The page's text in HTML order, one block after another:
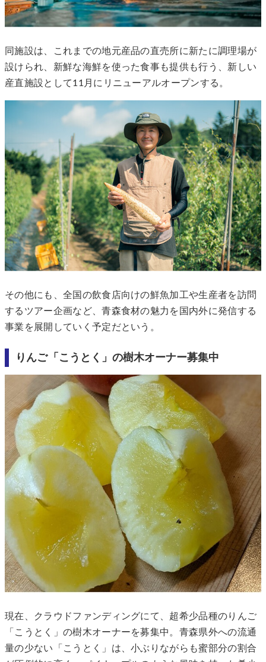
同施設は、これまでの地元産品の直売所に新たに調理場が
設けられ、新鮮な海鮮を使った食事も提供も行う、新しい
産直施設として11月にリニューアルオープンする。
その他にも、全国の飲食店向けの鮮魚加工や生産者を訪問
するツアー企画など、青森食材の魅力を国内外に発信する
事業を展開していく予定だという。
りんご「こうとく」の樹木オーナー募集中
現在、クラウドファンディングにて、超希少品種のりんご
「こうとく」の樹木オーナーを募集中。青森県外への流通
量の少ない「こうとく」は、小ぶりながらも蜜部分の割合